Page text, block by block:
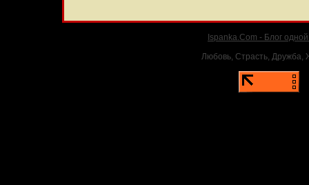
Ispanka.Com - Блог
Любовь, Страсть, Дружба,